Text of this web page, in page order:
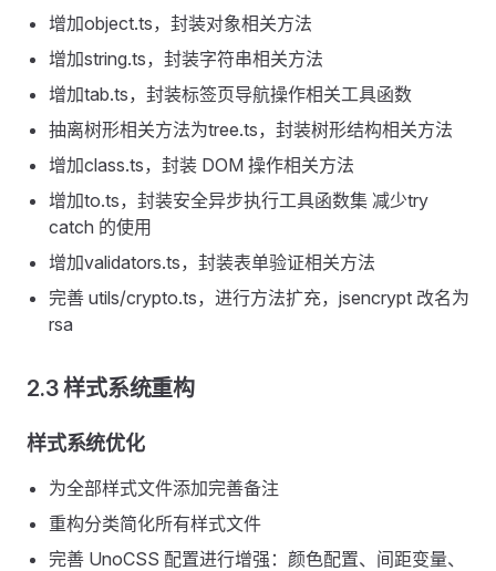
增加object.ts，封装对象相关方法
增加string.ts，封装字符串相关方法
增加tab.ts，封装标签页导航操作相关工具函数
抽离树形相关方法为tree.ts，封装树形结构相关方法
增加class.ts，封装 DOM 操作相关方法
增加to.ts，封装安全异步执行工具函数集 减少try
catch 的使用
增加validators.ts，封装表单验证相关方法
完善 utils/crypto.ts，进行方法扩充，jsencrypt 改名为
rsa
2.3 样式系统重构
样式系统优化
为全部样式文件添加完善备注
重构分类简化所有样式文件
完善 UnoCSS 配置进行增强：颜色配置、间距变量、